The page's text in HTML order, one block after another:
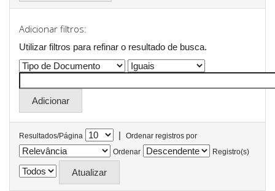
Adicionar filtros:
Utilizar filtros para refinar o resultado de busca.
Resultados/Página |
Ordenar registros por
Ordenar
Registro(s)